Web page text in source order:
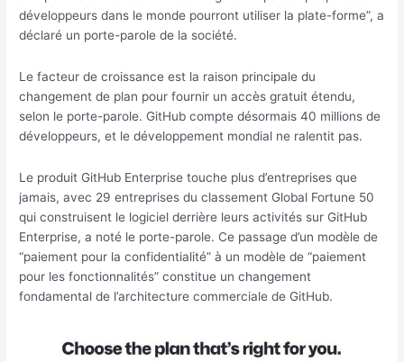
développeurs dans le monde pourront utiliser la plate-forme”, a
déclaré un porte-parole de la société.
Le facteur de croissance est la raison principale du
changement de plan pour fournir un accès gratuit étendu,
selon le porte-parole. GitHub compte désormais 40 millions de
développeurs, et le développement mondial ne ralentit pas.
Le produit GitHub Enterprise touche plus d’entreprises que
jamais, avec 29 entreprises du classement Global Fortune 50
qui construisent le logiciel derrière leurs activités sur GitHub
Enterprise, a noté le porte-parole. Ce passage d’un modèle de
“paiement pour la confidentialité” à un modèle de “paiement
pour les fonctionnalités” constitue un changement
fondamental de l’architecture commerciale de GitHub.